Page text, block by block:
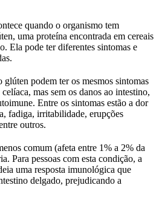
quando o organismo tem
uma proteína encontrada em cereais
Ela pode ter diferentes sintomas e
glúten podem ter os mesmos sintomas
mas sem os danos ao intestino,
Entre os sintomas estão a dor
fadiga, irritabilidade, erupções
outros.
comum (afeta entre 1% a 2% da
Para pessoas com esta condição, a
uma resposta imunológica que
delgado, prejudicando a